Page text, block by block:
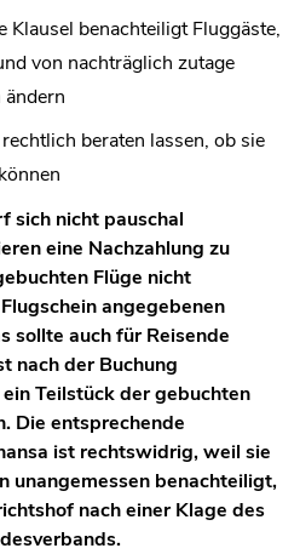
Klausel benachteiligt Fluggäste,
von nachträglich zutage
beraten lassen, ob sie
sich nicht pauschal
eine Nachzahlung zu
Flüge nicht
angegebenen
sollte auch für Reisende
nach der Buchung
Teilstück der gebuchten
Die entsprechende
ist rechtswidrig, weil sie
unangemessen benachteiligt,
nach einer Klage des